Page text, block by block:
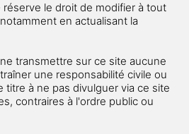
le droit de modifier à tout
en actualisant la
transmettre sur ce site aucune
une responsabilité civile ou
titre à ne pas divulguer via ce site
contraires à l'ordre public ou